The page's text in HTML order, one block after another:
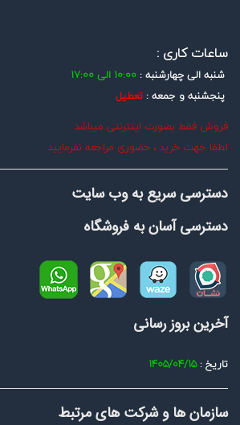
ساعات کاری :
شنبه الی چهارشنبه : 10:00 الی 17:00
پنجشنبه و جمعه : تعطیل
فروش فقط بصورت اینترنتی میباشد .
لطفا جهت خرید ، حضوری مراجعه نفرمایید .
دسترسی سریع به وب سایت
دسترسی آسان به فروشگاه
آخرین بروز رسانی
تاریخ :1405/04/15
سازمان ها و شرکت های مرتبط